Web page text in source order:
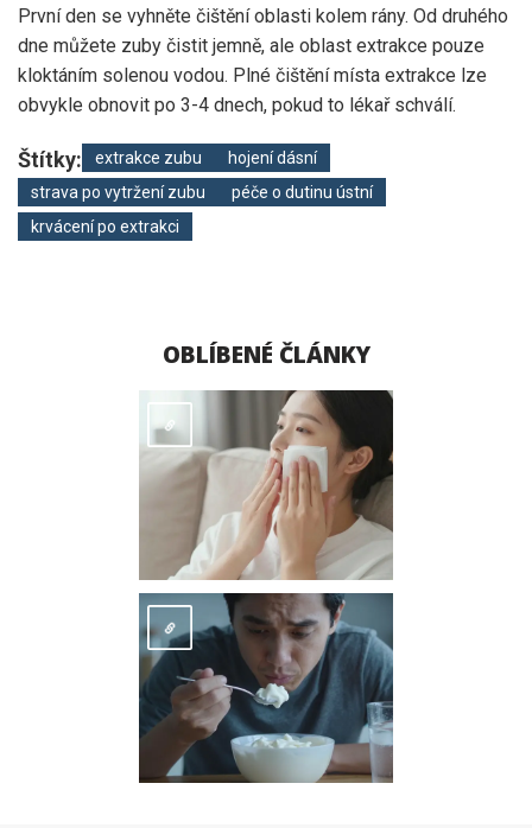
První den se vyhněte čištění oblasti kolem rány. Od druhého
dne můžete zuby čistit jemně, ale oblast extrakce pouze
kloktáním solenou vodou. Plné čištění místa extrakce lze
obvykle obnovit po 3-4 dnech, pokud to lékař schválí.
Štítky: extrakce zubu
hojení dásní
strava po vytržení zubu
péče o dutinu ústní
krvácení po extrakci
OBLÍBENÉ ČLÁNKY